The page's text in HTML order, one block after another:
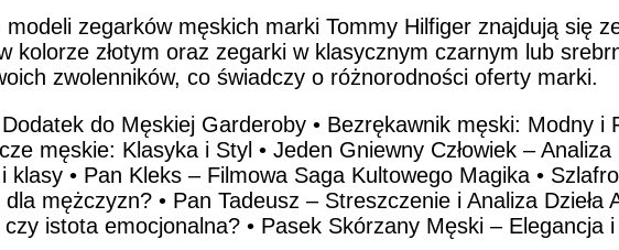
zegarków męskich marki Tommy Hilfiger znajdują się
kolorze złotym oraz zegarki w klasycznym czarnym lub
zwolenników, co świadczy o różnorodności oferty marki.
do Męskiej Garderoby • Bezrękawnik męski: Modny i
męskie: Klasyka i Styl • Jeden Gniewny Człowiek – Analiza
klasy • Pan Kleks – Filmowa Saga Kultowego Magika •
mężczyzn? • Pan Tadeusz – Streszczenie i Analiza Dzieła
istota emocjonalna? • Pasek Skórzany Męski – Elegancja